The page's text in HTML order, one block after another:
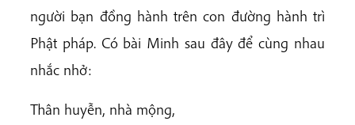
người bạn đồng hành trên con đường hành trì
Phật pháp. Có bài Minh sau đây để cùng nhau
nhắc nhở:
Thân huyễn, nhà mộng,